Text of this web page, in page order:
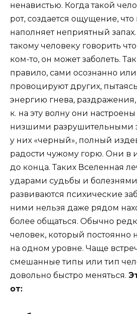
ненавистью. Когда такой
рот, создается ощущение, что
наполняет неприятный
такому человеку говорить
ком-то, он может заболеть.
правило, сами осознанно
провоцируют других,
энергию гнева, раздражения,
к. на эту волну они
низшими
у них «черный», полный
радости чужому горю. Они в
до конца. Таких Вселенная
ударами судьбы и
развиваются психические
ними нельзя даже рядом
более общаться. Обычно
человек, который постоянно
на одном уровне. Чаще
смешанные типы или тип
довольно быстро меняться.
от: